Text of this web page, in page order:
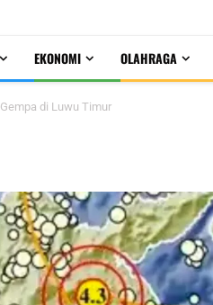
EKONOMI OLAHRAGA
Gempa di Luwu Timur